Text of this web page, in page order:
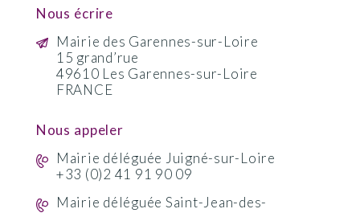
Nous écrire
Mairie des Garennes-sur-Loire
15 grand’rue
49610 Les Garennes-sur-Loire
FRANCE
Nous appeler
Mairie déléguée Juigné-sur-Loire
+33 (0)2 41 91 90 09
Mairie déléguée Saint-Jean-des-